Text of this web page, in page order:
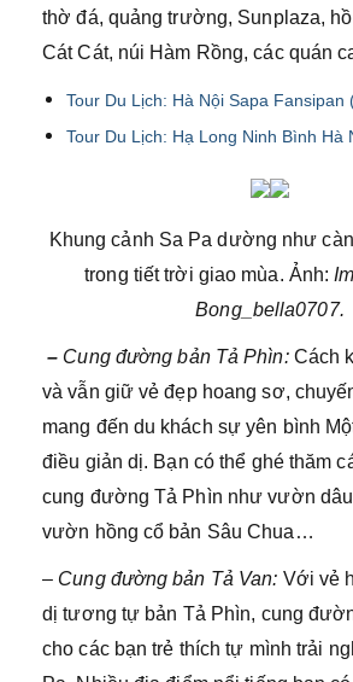
thờ đá, quảng trường, Sunplaza,
Cát Cát, núi Hàm Rồng, các quán
Tour Du Lịch: Hà Nội Sapa Fansipan
Tour Du Lịch: Hạ Long Ninh Bình Hà
Khung cảnh Sa Pa dường như
trong tiết trời giao mùa. Ảnh:
Bong_bella0707.
– Cung đường bản Tả Phìn: Cách
và vẫn giữ vẻ đẹp hoang sơ,
mang đến du khách sự yên bình
điều giản dị. Bạn có thể ghé thăm
cung đường Tả Phìn như vườn dâu
vườn hồng cổ bản Sâu Chua…
– Cung đường bản Tả Van: Với vẻ
dị tương tự bản Tả Phìn, cung
cho các bạn trẻ thích tự mình trải